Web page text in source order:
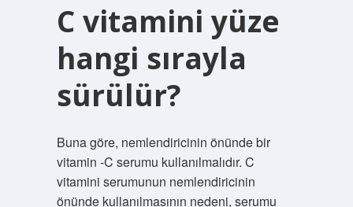
C vitamini yüze
hangi sırayla
sürülür?
Buna göre, nemlendiricinin önünde bir
vitamin -C serumu kullanılmalıdır. C
vitamini serumunun nemlendiricinin
önünde kullanılmasının nedeni, serumu